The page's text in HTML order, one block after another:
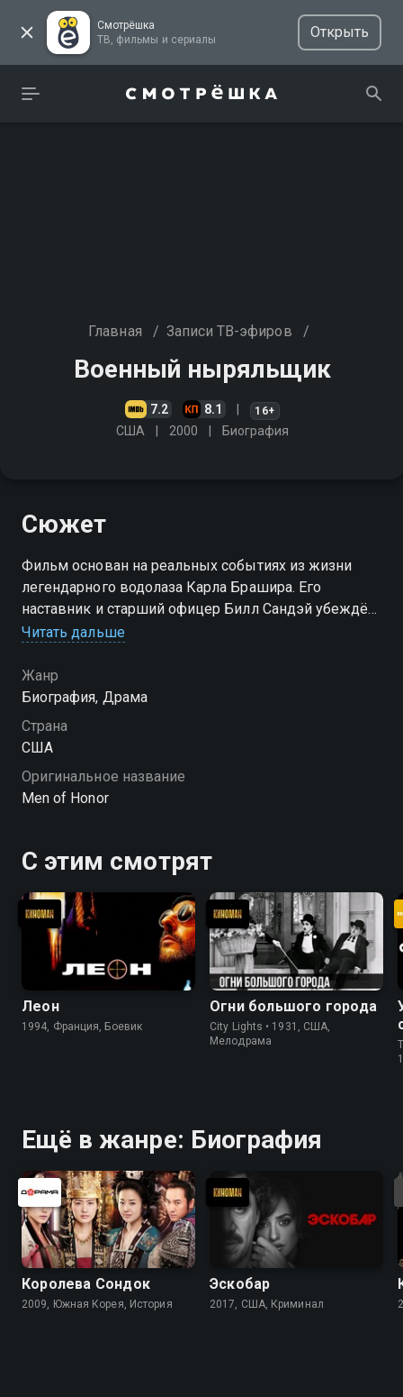
Смотрёшка
ТВ, фильмы и сериалы
Открыть
Главная / Записи ТВ-эфиров /
Военный ныряльщик
7.2 8.1 16+
США 2000 Биография
Сюжет
Фильм основан на реальных событиях из жизни
легендарного водолаза Карла Брашира. Его
наставник и старший офицер Билл Сандэй убеждён,
что неграм нечего делать во флоте, и самыми
издевается и "обламывает" новичка
Читать дальше
Жанр
Биография, Драма
Страна
США
Оригинальное название
Men of Honor
С этим смотрят
Леон
1994, Франция, Боевик
Огни большого города
City Lights • 1931, США,
Мелодрама
Ещё в жанре: Биография
Королева Сондок
2009, Южная Корея, История
Эскобар
2017, США, Криминал